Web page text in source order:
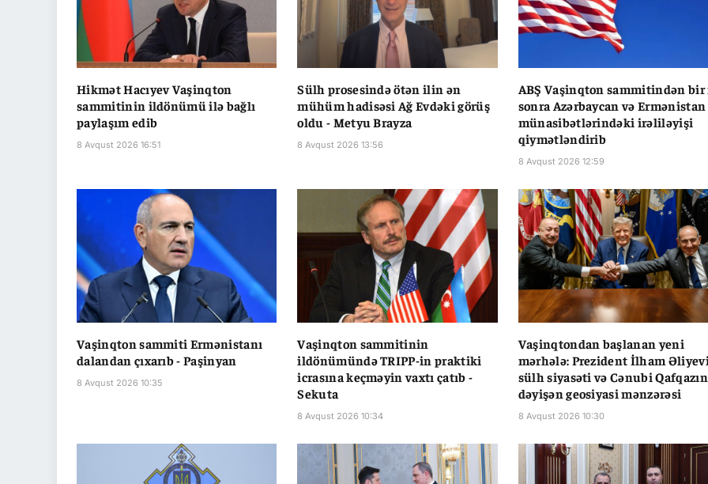
Hikmət Hacıyev Vaşinqton
sammitinin ildönümü ilə bağlı
paylaşım edib
8 Avqust 2026 16:51
Sülh prosesində ötən ilin ən
mühüm hadisəsi Ağ Evdəki görüş
oldu - Metyu Brayza
8 Avqust 2026 13:56
ABŞ Vaşinqton sammitindən
sonra Azərbaycan və Ermənistan
münasibətlərindəki irəliləyişi
qiymətləndirib
8 Avqust 2026 12:59
Vaşinqton sammiti Ermənistanı
dalandan çıxarıb - Paşinyan
8 Avqust 2026 10:35
Vaşinqton sammitinin
ildönümündə TRIPP-in praktiki
icrasına keçməyin vaxtı çatıb -
Sekuta
8 Avqust 2026 10:34
Vaşinqtondan başlanan yeni
mərhələ: Prezident İlham
sülh siyasəti və Cənubi Qafqazın
dəyişən geosiyasi mənzərəsi
8 Avqust 2026 10:30